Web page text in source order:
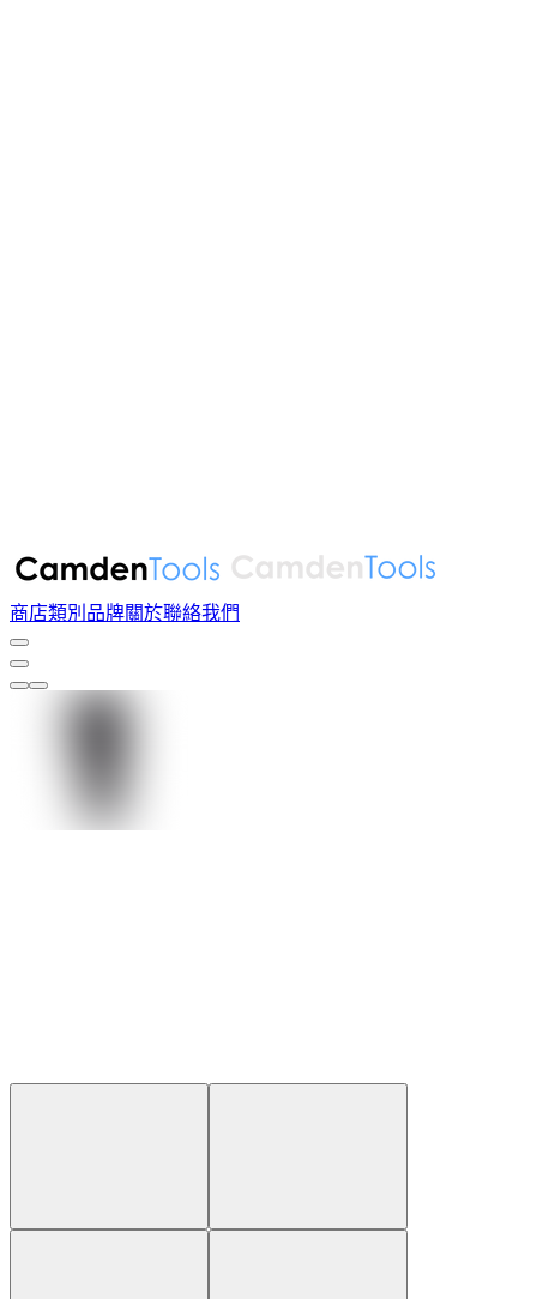
商店類別 品牌關於聯絡我們